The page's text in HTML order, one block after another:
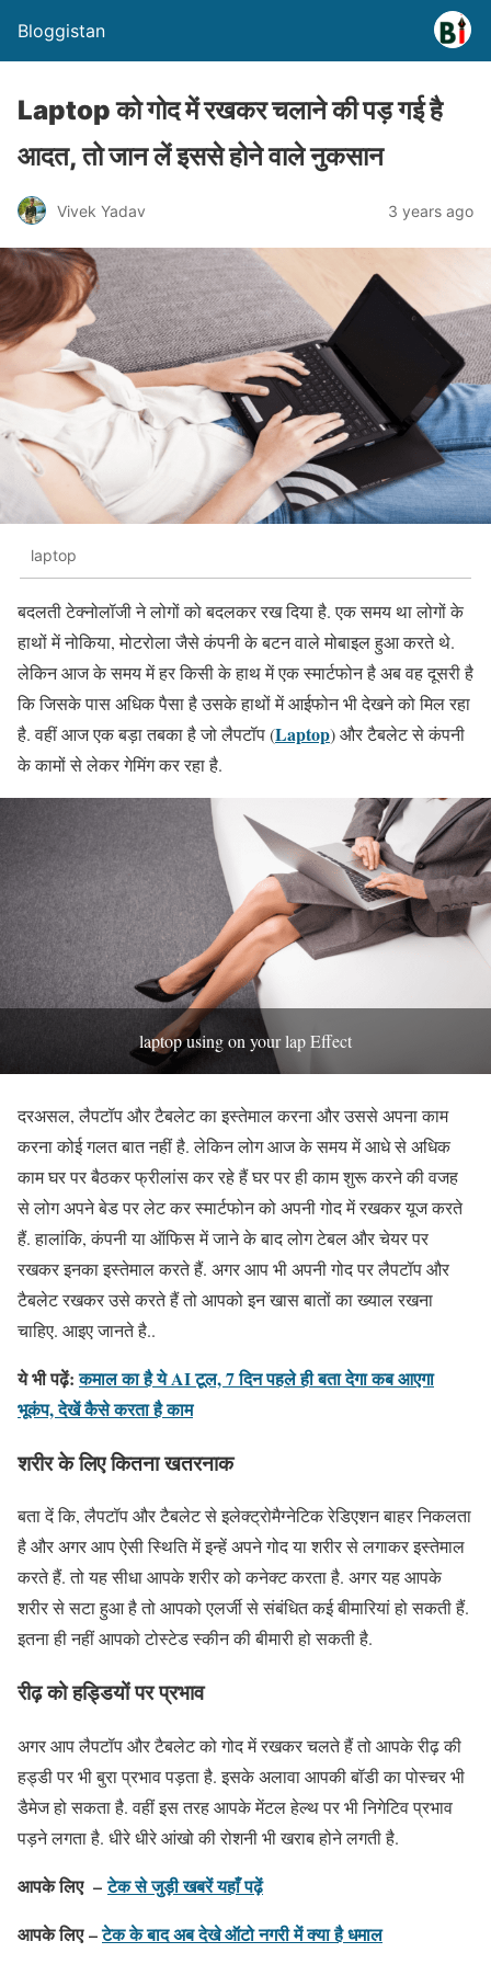
Bloggistan
Laptop को गोद में रखकर चलाने की पड़ गई है
आदत, तो जान लें इससे होने वाले नुकसान
Vivek Yadav 3 years ago
laptop
बदलती टेक्नोलॉजी ने लोगों को बदलकर रख दिया है. एक समय था लोगों के
हाथों में नोकिया, मोटरोला जैसे कंपनी के बटन वाले मोबाइल हुआ करते थे.
लेकिन आज के समय में हर किसी के हाथ में एक स्मार्टफोन है अब वह दूसरी है
कि जिसके पास अधिक पैसा है उसके हाथों में आईफोन भी देखने को मिल रहा
है. वहीं आज एक बड़ा तबका है जो लैपटॉप (Laptop) और टैबलेट से कंपनी
के कामों से लेकर गेमिंग कर रहा है.
laptop using on your lap Effect
दरअसल, लैपटॉप और टैबलेट का इस्तेमाल करना और उससे अपना काम
करना कोई गलत बात नहीं है. लेकिन लोग आज के समय में आधे से अधिक
काम घर पर बैठकर फ्रीलांस कर रहे हैं घर पर ही काम शुरू करने की वजह
से लोग अपने बेड पर लेट कर स्मार्टफोन को अपनी गोद में रखकर यूज करते
हैं. हालांकि, कंपनी या ऑफिस में जाने के बाद लोग टेबल और चेयर पर
रखकर इनका इस्तेमाल करते हैं. अगर आप भी अपनी गोद पर लैपटॉप और
टैबलेट रखकर उसे करते हैं तो आपको इन खास बातों का ख्याल रखना
चाहिए. आइए जानते है..
ये भी पढ़ें:कमाल का है ये AI टूल, 7 दिन पहले ही बता देगा कब आएगा
भूकंप, देखें कैसे करता है काम
शरीर के लिए कितना खतरनाक
बता दें कि, लैपटॉप और टैबलेट से इलेक्ट्रोमैग्नेटिक रेडिएशन बाहर निकलता
है और अगर आप ऐसी स्थिति में इन्हें अपने गोद या शरीर से लगाकर इस्तेमाल
करते हैं. तो यह सीधा आपके शरीर को कनेक्ट करता है. अगर यह आपके
शरीर से सटा हुआ है तो आपको एलर्जी से संबंधित कई बीमारियां हो सकती हैं.
इतना ही नहीं आपको टोस्टेड स्कीन की बीमारी हो सकती है.
रीढ़ को हड्डियों पर प्रभाव
अगर आप लैपटॉप और टैबलेट को गोद में रखकर चलते हैं तो आपके रीढ़ की
हड्डी पर भी बुरा प्रभाव पड़ता है. इसके अलावा आपकी बॉडी का पोस्चर भी
डैमेज हो सकता है. वहीं इस तरह आपके मेंटल हेल्थ पर भी निगेटिव प्रभाव
पड़ने लगता है. धीरे धीरे आंखो की रोशनी भी खराब होने लगती है.
आपके लिए –टेक से जुड़ी खबरें यहाँ पढ़ें
आपके लिए –टेक के बाद अब देखे ऑटो नगरी में क्या है धमाल